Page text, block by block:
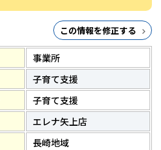
この情報を修正する
事業所
子育て支援
子育て支援
エレナ矢上店
長崎地域